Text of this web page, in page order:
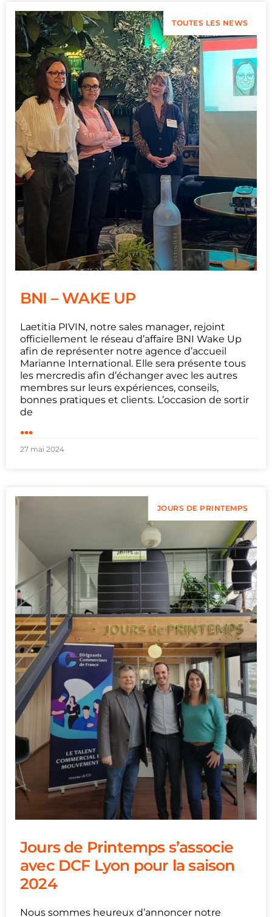
TOUTES LES NEWS
BNI – WAKE UP
Laetitia PIVIN, notre sales manager, rejoint
officiellement le réseau d’affaire BNI Wake Up
afin de représenter notre agence d’accueil
Marianne International. Elle sera présente tous
les mercredis afin d’échanger avec les autres
membres sur leurs expériences, conseils,
bonnes pratiques et clients. L’occasion de sortir
de
...
27 mai 2024
JOURS DE PRINTEMPS
Jours de Printemps s’associe
avec DCF Lyon pour la saison
2024
Nous sommes heureux d’annoncer notre